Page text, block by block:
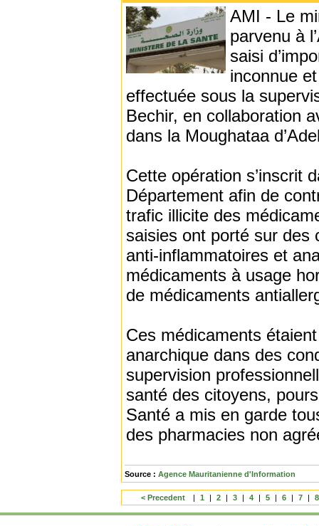
AMI - Le
parvenu à
saisi
inconnue
effectuée sous la
Bechir, en collaboration
dans la Moughataa
Cette opération s’inscrit
Département afin de
trafic illicite des
saisies ont porté sur des
anti-inflammatoires et
médicaments à usage
de médicaments
Ces médicaments
anarchique dans des
supervision
santé des citoyens,
Santé a mis en garde
des pharmacies non
Source : Agence Mauritanienne d'Information
< Precedent | 1 | 2 | 3 | 4 | 5 | 6 | 7 | 8